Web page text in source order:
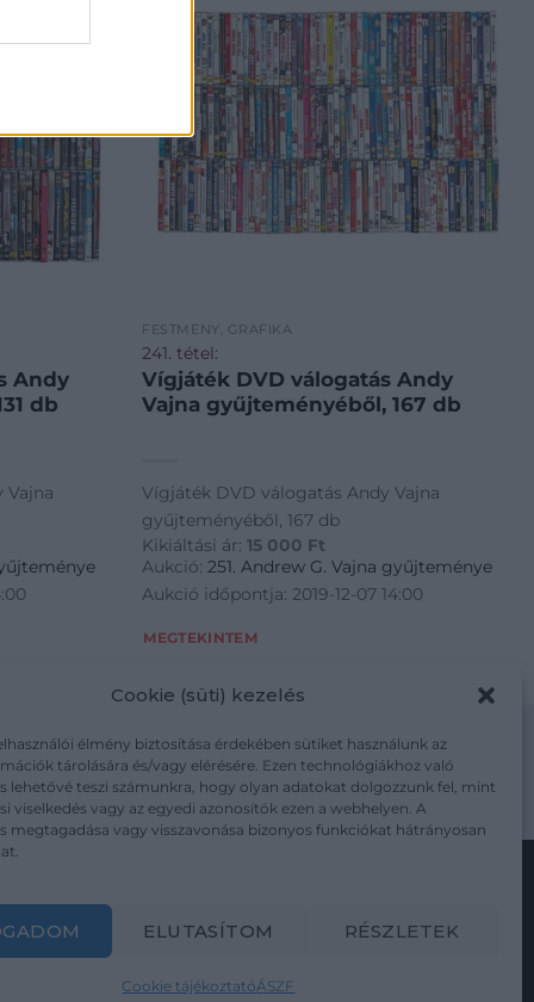
Cookie (süti) kezelés
élmény biztosítása érdekében sütiket használunk az
tárolására és/vagy elérésére. Ezen technológiákhoz való
lehetővé teszi számunkra, hogy olyan adatokat dolgozzunk fel, mint
viselkedés vagy az egyedi azonosítók ezen a webhelyen. A
megtagadása vagy visszavonása bizonyos funkciókat hátrányosan
ELUTASÍTOM RÉSZLETEK
Cookie tájékoztatóÁSZF
Andy
db
Vajna
FESTMÉNY, GRAFIKA
241. tétel:
Vígjáték DVD válogatás Andy
Vajna gyűjteményéből, 167 db
Vígjáték DVD válogatás Andy Vajna
gyűjteményéből, 167 db
Kikiáltási ár:15 000 Ft
Aukció:251. Andrew G. Vajna gyűjteménye
Aukció időpontja: 2019-12-07 14:00
MEGTEKINTEM
adatkezelesi-tajekoztato/